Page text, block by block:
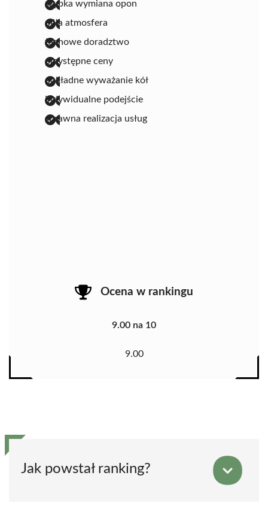
szybka wymiana opon
miła atmosfera
fachowe doradztwo
przystępne ceny
dokładne wyważanie kół
indywidualne podejście
sprawna realizacja usług
Ocena w rankingu
9.00 na 10
9.00
Jak powstał ranking?